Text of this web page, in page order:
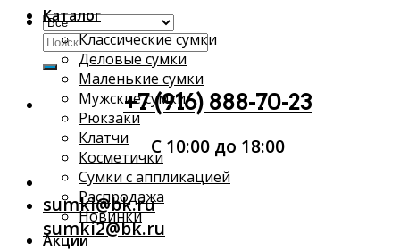
Искать:
+7 (916) 888-70-23
С 10:00 до 18:00
sumki@bk.ru
sumki2@bk.ru
Каталог
Классические сумки
Деловые сумки
Маленькие сумки
Мужские сумки
Рюкзаки
Клатчи
Косметички
Сумки с аппликацией
Распродажа
Новинки
Акции